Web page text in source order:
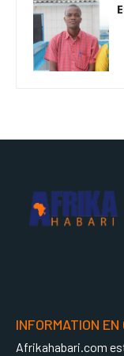
INFORMATION EN
Afrikahabari.com